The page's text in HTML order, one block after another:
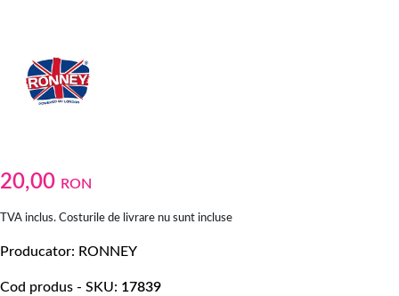
20,00 RON
TVA inclus. Costurile de livrare nu sunt incluse
Producator RONNEY
Cod produs - SKU 17839